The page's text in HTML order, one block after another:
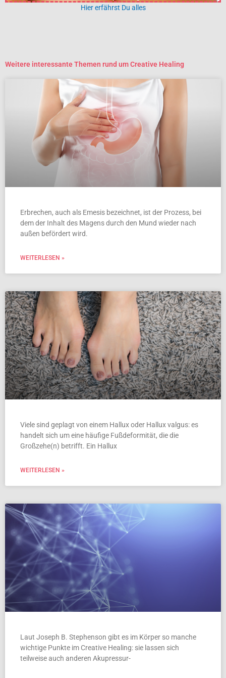
Hier erfährst Du alles
Weitere interessante Themen rund um Creative Healing
Erbrechen, auch als Emesis bezeichnet, ist der Prozess, bei
dem der Inhalt des Magens durch den Mund wieder nach
außen befördert wird.
WEITERLESEN »
Viele sind geplagt von einem Hallux oder Hallux valgus: es
handelt sich um eine häufige Fußdeformität, die die
Großzehe(n) betrifft. Ein Hallux
WEITERLESEN »
Laut Joseph B. Stephenson gibt es im Körper so manche
wichtige Punkte im Creative Healing: sie lassen sich
teilweise auch anderen Akupressur-